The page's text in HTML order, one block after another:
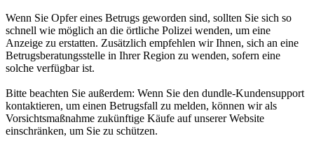
Wenn Sie Opfer eines Betrugs geworden sind, sollten Sie sich so
schnell wie möglich an die örtliche Polizei wenden, um eine
Anzeige zu erstatten. Zusätzlich empfehlen wir Ihnen, sich an eine
Betrugsberatungsstelle in Ihrer Region zu wenden, sofern eine
solche verfügbar ist.
Bitte beachten Sie außerdem: Wenn Sie den dundle-Kundensupport
kontaktieren, um einen Betrugsfall zu melden, können wir als
Vorsichtsmaßnahme zukünftige Käufe auf unserer Website
einschränken, um Sie zu schützen.